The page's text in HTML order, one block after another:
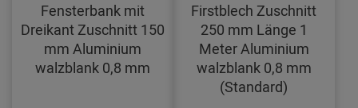
Fensterbank mit
Dreikant Zuschnitt 150
mm Aluminium
walzblank 0,8 mm
Firstblech Zuschnitt
250 mm Länge 1
Meter Aluminium
walzblank 0,8 mm
(Standard)